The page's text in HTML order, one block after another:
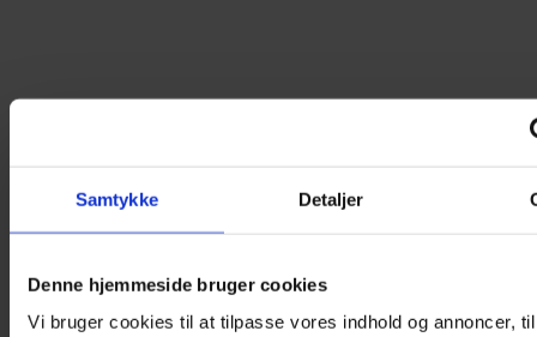
Samtykke Detaljer
Denne hjemmeside bruger cookies
Vi bruger cookies til at tilpasse vores indhold og annoncer,